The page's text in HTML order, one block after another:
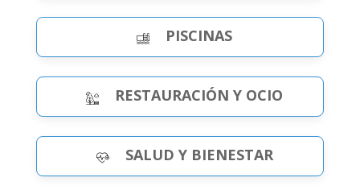
PISCINAS
RESTAURACIÓN Y OCIO
SALUD Y BIENESTAR